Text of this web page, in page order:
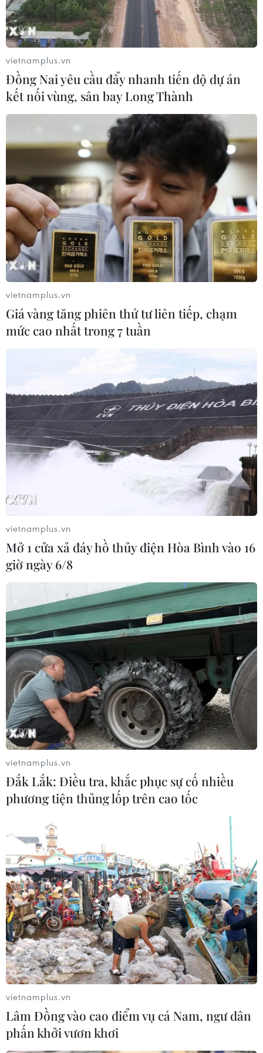
Những tính toán của chính quyền Mỹ
đằng sau thương vụ bất thành
13/03/2018 07:55
Chính quyền Mỹ đang theo dõi sát sao các thương vụ
mua bán sáp nhập liên quan những doanh nghiệp tiên
phong của nước này, đặc biệt trong lĩnh vực công nghệ.
vietnamplus.vn
Đồng Nai yêu cầu đẩy nhanh tiến độ dự án
kết nối vùng, sân bay Long Thành
vietnamplus.vn
Giá vàng tăng phiên thứ tư liên tiếp, chạm
mức cao nhất trong 7 tuần
vietnamplus.vn
Mở 1 cửa xả đáy hồ thủy điện Hòa Bình vào 16
giờ ngày 6/8
vietnamplus.vn
Đắk Lắk: Điều tra, khắc phục sự cố nhiều
phương tiện thủng lốp trên cao tốc
vietnamplus.vn
Lâm Đồng vào cao điểm vụ cá Nam, ngư dân
phấn khởi vươn khơi